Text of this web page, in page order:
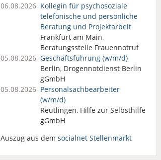
06.08.2026 Kollegin für psychosoziale
telefonische und persönliche
Beratung und Projektarbeit
Frankfurt am Main,
Beratungsstelle Frauennotruf
05.08.2026 Geschäftsführung (w/m/d)
Berlin, Drogennotdienst Berlin
gGmbH
05.08.2026 Personalsach­bearbeiter
(w/m/d)
Reutlingen, Hilfe zur Selbsthilfe
gGmbH
Auszug aus dem socialnet Stellenmarkt